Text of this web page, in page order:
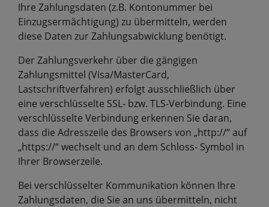
Ihre Zahlungsdaten (z.B. Kontonummer bei
Einzugsermächtigung) zu übermitteln, werden
diese Daten zur Zahlungsabwicklung benötigt.
Der Zahlungsverkehr über die gängigen
Zahlungsmittel (Visa/MasterCard,
Lastschriftverfahren) erfolgt ausschließlich über
eine verschlüsselte SSL- bzw. TLS-Verbindung. Eine
verschlüsselte Verbindung erkennen Sie daran,
dass die Adresszeile des Browsers von „http://“ auf
„https://“ wechselt und an dem Schloss- Symbol in
Ihrer Browserzeile.
Bei verschlüsselter Kommunikation können Ihre
Zahlungsdaten, die Sie an uns übermitteln, nicht